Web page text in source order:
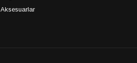
Aksesuarlar